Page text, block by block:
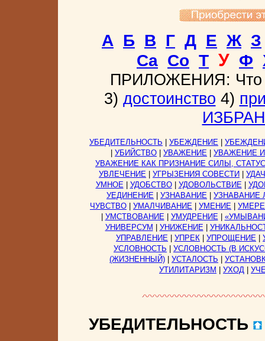
А Б В Г Д Е Ж З
Са Со Т У Ф
ПРИЛОЖЕНИЯ: Что
3) достоинство 4)
УБЕДИТЕЛЬНОСТЬ УБЕЖДЕНИЕ
УБИЙСТВО УВАЖЕНИЕ
УВАЖЕНИЕ
УВАЖЕНИЕ КАК ПРИЗНАНИЕ СИЛЫ,
УВЛЕЧЕНИЕ
УГРЫЗЕНИЯ СОВЕСТИ
УМНОЕ| УДОБСТВО| УДОВОЛЬСТВИЕ|
УЕДИНЕНИЕ
УЗНАВАНИЕ
УЗНАВАНИЕ
ЧУВСТВО
УМАЛЧИВАНИЕ УМЕНИЕ
УМСТВОВАНИЕ| УМУДРЕНИЕ|
УНИВЕРСУМ
УНИЖЕНИЕ|
УПРАВЛЕНИЕ
УПРЕК УПРОЩЕНИЕ
УСЛОВНОСТЬ
УСЛОВНОСТЬ (В
(ЖИЗНЕННЫЙ)
УСТАЛОСТЬ
УТИЛИТАРИЗМ
УХОД
УБЕДИТЕЛЬНОСТЬ